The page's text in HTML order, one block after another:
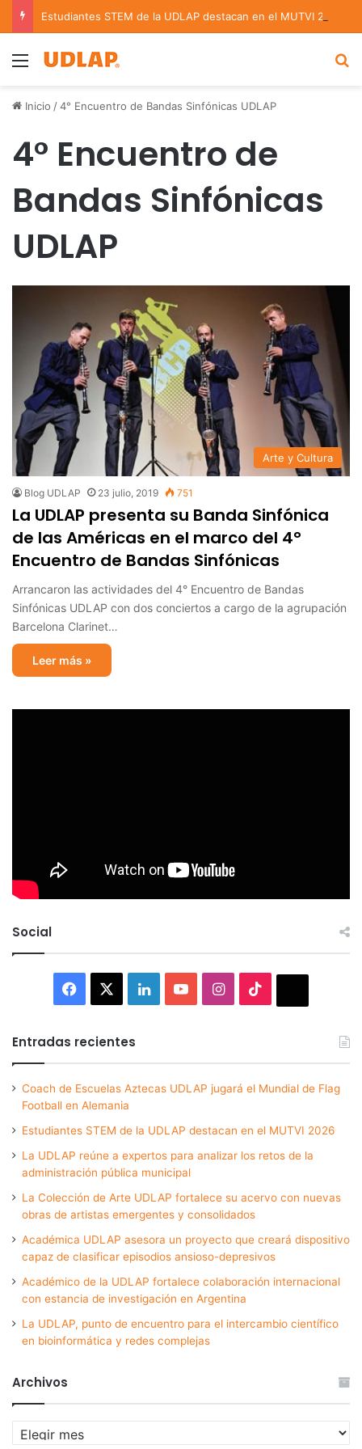
Menu
Inicio /4° Encuentro de Bandas Sinfónicas UDLAP
4° Encuentro de
Bandas Sinfónicas
UDLAP
Arte y Cultura
Blog UDLAP 23 julio, 2019 751
La UDLAP presenta su Banda Sinfónica
de las Américas en el marco del 4°
Encuentro de Bandas Sinfónicas
Arrancaron las actividades del 4° Encuentro de Bandas
Sinfónicas UDLAP con dos conciertos a cargo de la agrupación
Barcelona Clarinet…
Leer más »
Social
Facebook LinkedInYouTubeInstagram
Entradas recientes
Coach de Escuelas Aztecas UDLAP jugará el Mundial de Flag
Football en Alemania
Estudiantes STEM de la UDLAP destacan en el MUTVI 2026
La UDLAP reúne a expertos para analizar los retos de la
administración pública municipal
La Colección de Arte UDLAP fortalece su acervo con nuevas
obras de artistas emergentes y consolidados
Académica UDLAP asesora un proyecto que creará dispositivo
capaz de clasificar episodios ansioso-depresivos
Académico de la UDLAP fortalece colaboración internacional
con estancia de investigación en Argentina
La UDLAP, punto de encuentro para el intercambio científico
en bioinformática y redes complejas
Archivos
Archivos